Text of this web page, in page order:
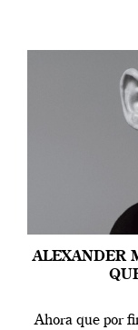
ALEXANDER
Ahora que por